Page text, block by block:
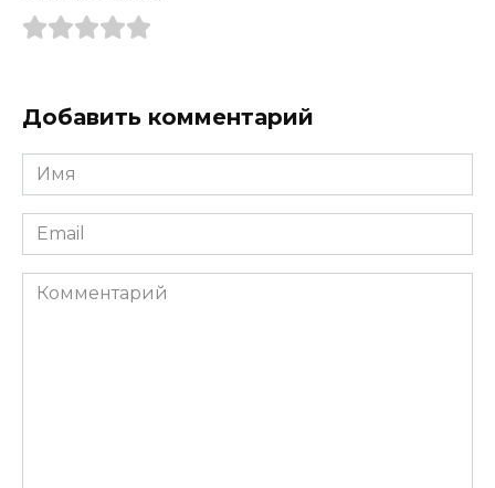
Добавить комментарий
Имя
*
Email
*
Комментарий